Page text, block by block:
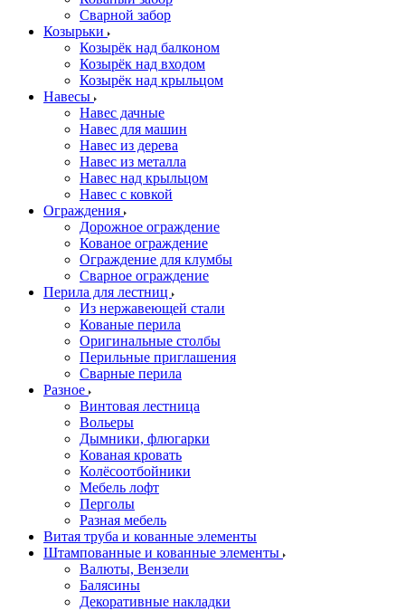
Сварной забор
Козырьки
Козырёк над балконом
Козырёк над входом
Козырёк над крыльцом
Навесы
Навес дачные
Навес для машин
Навес из дерева
Навес из металла
Навес над крыльцом
Навес с ковкой
Ограждения
Дорожное ограждение
Кованое ограждение
Ограждение для клумбы
Сварное ограждение
Перила для лестниц
Из нержавеющей стали
Кованые перила
Оригинальные столбы
Перильные приглашения
Сварные перила
Разное
Винтовая лестница
Вольеры
Дымники, флюгарки
Кованая кровать
Колёсоотбойники
Мебель лофт
Перголы
Разная мебель
Витая труба и кованные элементы
Штампованные и кованные элементы
Валюты, Вензели
Балясины
Декоративные накладки